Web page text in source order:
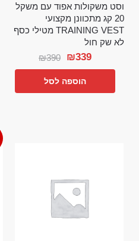
וסט משקולות אפוד עם משקל
20 קג מתכוונן מקצועי
TRAINING VEST מטילי כסף
לא שק חול
₪390 ₪339
הוספה לסל